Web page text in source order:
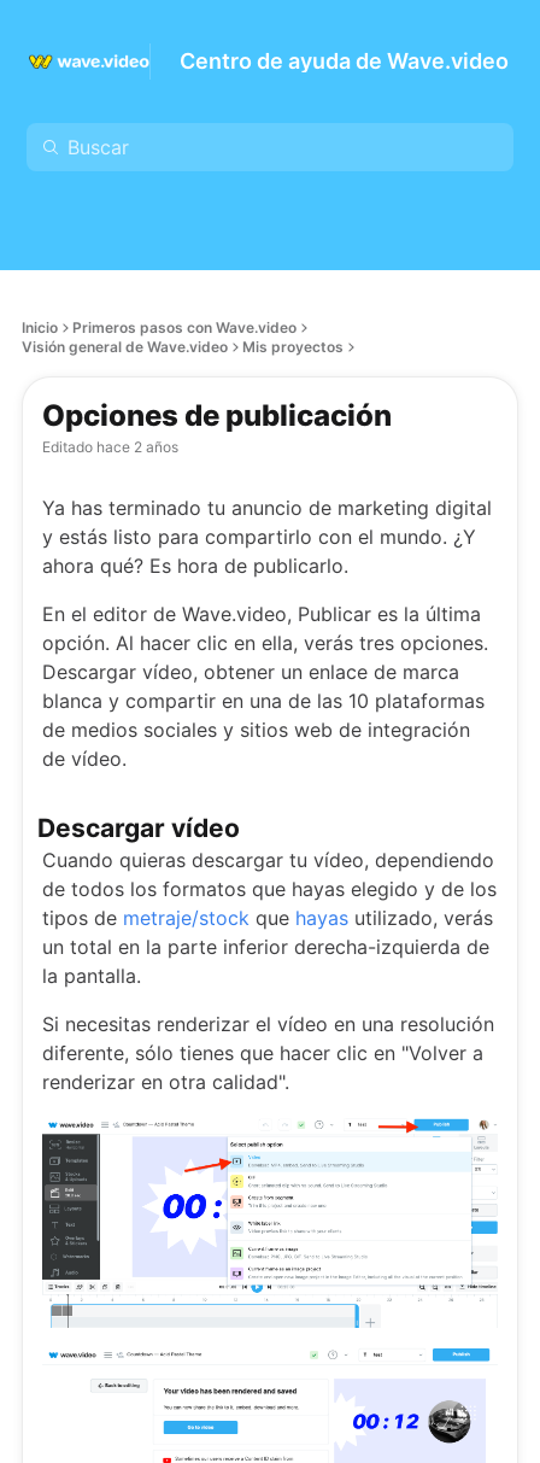
Centro de ayuda de Wave.video
Inicio
Primeros pasos con Wave.video
Visión general de Wave.video
Mis proyectos
Opciones de publicación
Editado hace 2 años
Ya has terminado tu anuncio de marketing digital
y estás listo para compartirlo con el mundo. ¿Y
ahora qué? Es hora de publicarlo.
En el editor de Wave.video, Publicar es la última
opción. Al hacer clic en ella, verás tres opciones.
Descargar vídeo, obtener un enlace de marca
blanca y compartir en una de las 10 plataformas
de medios sociales y sitios web de integración
de vídeo.
Descargar vídeo
Cuando quieras descargar tu vídeo, dependiendo
de todos los formatos que hayas elegido y de los
tipos de metraje/stock que hayas utilizado, verás
un total en la parte inferior derecha-izquierda de
la pantalla.
Si necesitas renderizar el vídeo en una resolución
diferente, sólo tienes que hacer clic en "Volver a
renderizar en otra calidad".